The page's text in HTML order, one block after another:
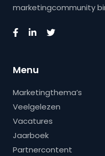
marketingcommunity
Menu
Marketingthema’s
Veelgelezen
Vacatures
Jaarboek
Partnercontent